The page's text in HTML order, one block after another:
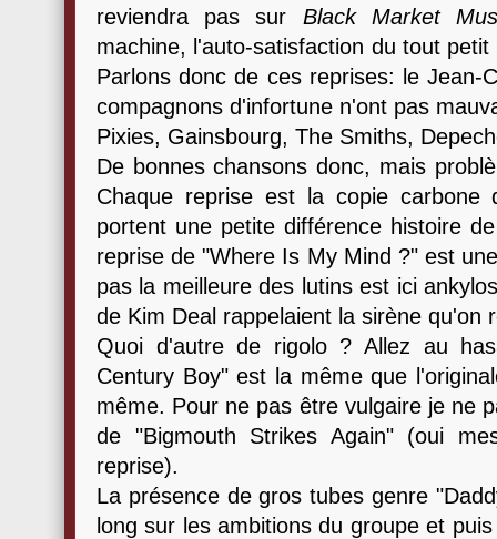
reviendra pas sur Black Market
machine, l'auto-satisfaction du tout
Parlons donc de ces reprises: le Jean-
compagnons d'infortune n'ont pas
Pixies, Gainsbourg, The Smiths,
De bonnes chansons donc, mais
Chaque reprise est la copie carbone
portent une petite différence histoire
reprise de "Where Is My Mind ?" est
pas la meilleure des lutins est ici
de Kim Deal rappelaient la sirène qu'on
Quoi d'autre de rigolo ? Allez au
Century Boy" est la même que
même. Pour ne pas être vulgaire je ne
de "Bigmouth Strikes Again" (oui
reprise).
La présence de gros tubes genre
long sur les ambitions du groupe et